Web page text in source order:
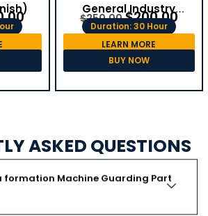
General Industry
(Spanish)
$250.00 $200.00
Duration: 30 Hour
LEARN MORE
BUY NOW
ASKED QUESTIONS
formation Machine Guarding Part